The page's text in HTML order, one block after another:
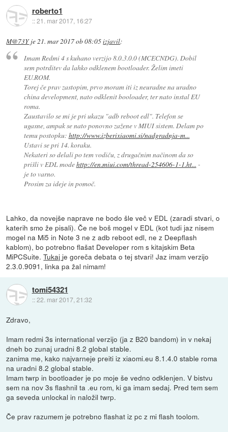
roberto1
::21. mar 2017, 16:27
M@73Yje21. mar 2017 ob 08:05izjavil:
Imam Redmi 4 s kuhano verzijo 8.0.3.0.0 (MCECNDG). Dobil
sem potrditev da lahko odklenem bootloader. Želim imeti
EU.ROM.
Torej če prav zastopim, prvo moram iti iz neuradne na uradno
china development, nato odklenit booloader, ter nato instal EU
roma.
Zaustavilo se mi je pri ukazu "adb reboot edl". Telefon se
ugasne, ampak se nato ponovno zažene v MIUI sistem. Delam po
temu postopku: http://www.izberixiaomi.si/nadgradnja-m...
Ustavi se pri 14. koraku.
Nekateri so delali po tem vodiču, z drugačnim načinom da so
prišli v EDL modehttp://en.miui.com/thread-254606-1-1.ht... -
je to varno.
Prosim za ideje in pomoč.
Lahko, da novejše naprave ne bodo šle več v EDL (zaradi stvari, o
katerih smo že pisali). Če ne boš mogel v EDL (kot tudi jaz nisem
mogel na Mi5 in Note 3 ne z adb reboot edl, ne z Deepflash
kablom), bo potrebno flašat Developer rom s kitajskim Beta
MiPCSuite.Tukajje goreča debata o tej stvari! Jaz imam verzijo
2.3.0.9091, linka pa žal nimam!
tomi54321
::22. mar 2017, 21:32
Zdravo,
Imam redmi 3s international verzijo (ja z B20 bandom) in v nekaj
dneh bo zunaj uradni 8.2 global stable.
zanima me, kako najvarneje preiti iz xiaomi.eu 8.1.4.0 stable roma
na uradni 8.2 global stable.
Imam twrp in bootloader je po moje še vedno odklenjen. V bistvu
sem na nov 3s flashnil ta .eu rom, ki ga imam sedaj. Pred tem sem
ga seveda unlockal in naložil twrp.
Če prav razumem je potrebno flashat iz pc z mi flash toolom.